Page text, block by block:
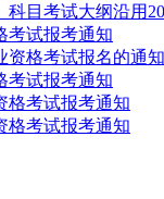
目考试大纲沿用
考试报考通知
资格考试报名的通知
考试报考通知
格考试报考通知
格考试报考通知